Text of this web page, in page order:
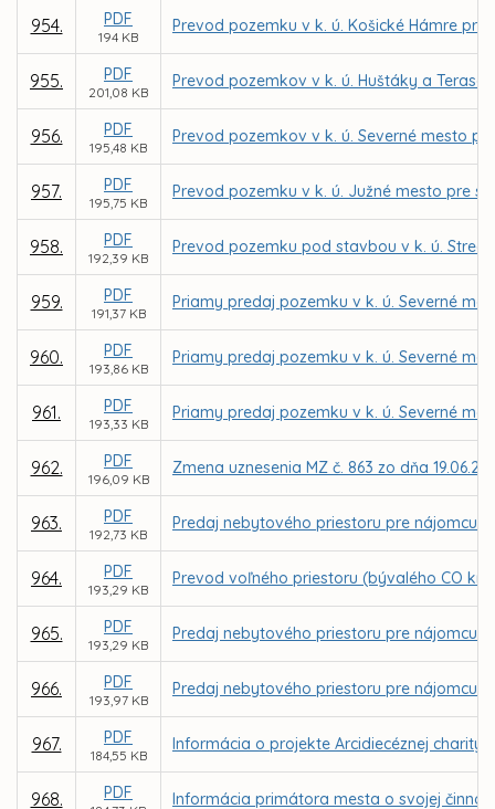
954. PDF
194 KB
Prevod pozemku v k. ú. Košické Hámre
955. PDF
201,08 KB
Prevod pozemkov v k. ú. Huštáky a
956. PDF
195,48 KB
Prevod pozemkov v k. ú. Severné mesto
957. PDF
195,75 KB
Prevod pozemku v k. ú. Južné mesto pre
958. PDF
192,39 KB
Prevod pozemku pod stavbou v k. ú.
959. PDF
191,37 KB
Priamy predaj pozemku v k. ú. Severné
960. PDF
193,86 KB
Priamy predaj pozemku v k. ú. Severné
961. PDF
193,33 KB
Priamy predaj pozemku v k. ú. Severné
962. PDF
196,09 KB
Zmena uznesenia MZ č. 863 zo dňa
963. PDF
192,73 KB
Predaj nebytového priestoru pre nájomcu
964. PDF
193,29 KB
Prevod voľného priestoru (bývalého CO
965. PDF
193,29 KB
Predaj nebytového priestoru pre nájomcu
966. PDF
193,97 KB
Predaj nebytového priestoru pre nájomcu
967. PDF
184,55 KB
Informácia o projekte Arcidiecéznej charity
968. PDF Informácia primátora mesta o svojej